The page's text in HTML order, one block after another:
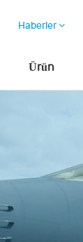
Haberler
Ürün